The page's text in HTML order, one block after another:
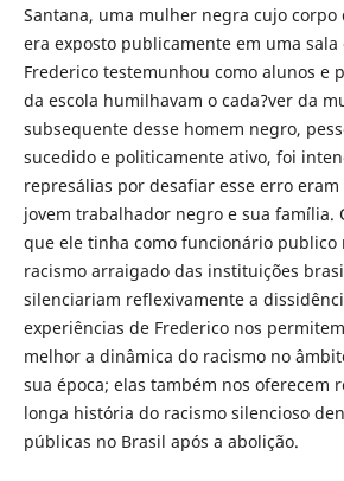
Santana, uma mulher negra cujo
era exposto publicamente em uma sala
Frederico testemunhou como alunos e
da escola humilhavam o cada?ver da
subsequente desse homem negro,
sucedido e politicamente ativo, foi
represálias por desafiar esse erro
jovem trabalhador negro e sua família.
que ele tinha como funcionário publico
racismo arraigado das instituições
silenciariam reflexivamente a
experiências de Frederico nos
melhor a dinâmica do racismo no
sua época; elas também nos oferecem
longa história do racismo silencioso
públicas no Brasil após a abolição.